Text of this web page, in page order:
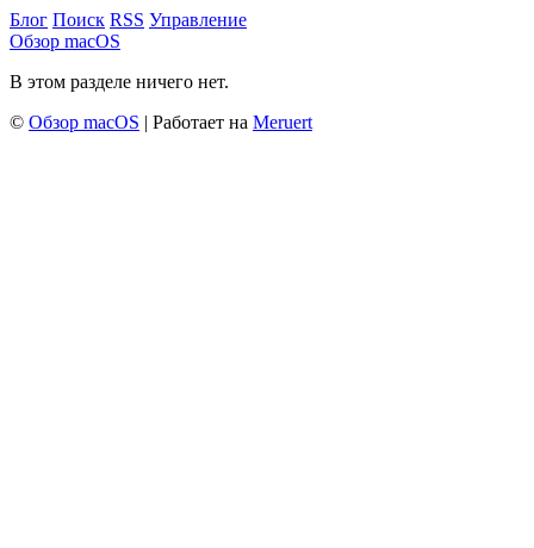
Блог Поиск RSS Управление
Обзор macOS
В этом разделе ничего нет.
© Обзор macOS | Работает на Meruert